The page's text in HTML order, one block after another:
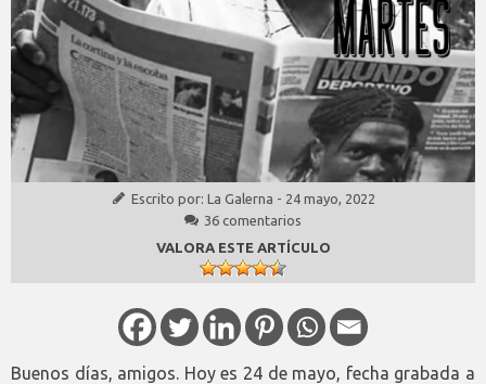
Escrito por: La Galerna - 24 mayo, 2022
36 comentarios
VALORA ESTE ARTÍCULO
Buenos días, amigos. Hoy es 24 de mayo, fecha grabada a